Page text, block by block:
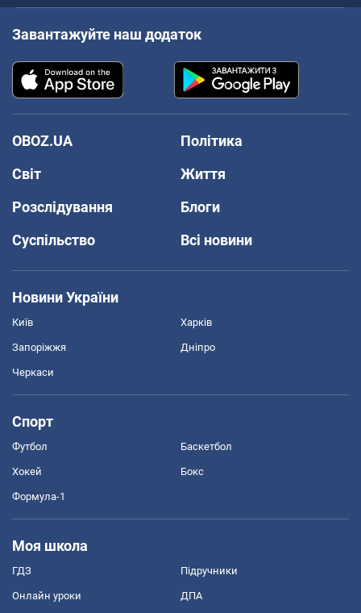
Завантажуйте наш додаток
OBOZ.UA
Політика
Світ
Життя
Розслідування
Блоги
Суспільство
Всі новини
Новини України
Київ Харків
Запоріжжя Дніпро
Черкаси
Спорт
Футбол Баскетбол
Хокей Бокс
Формула-1
Моя школа
ГДЗ Підручники
Онлайн уроки ДПА